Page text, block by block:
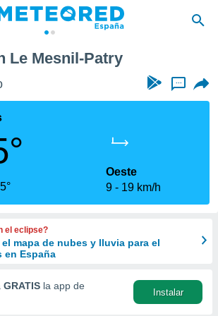
Le Mesnil-Patry
...
Oeste
9
19 km/h
el eclipse?
mapa de nubes y lluvia para el
en España
GRATIS la app de
Instalar